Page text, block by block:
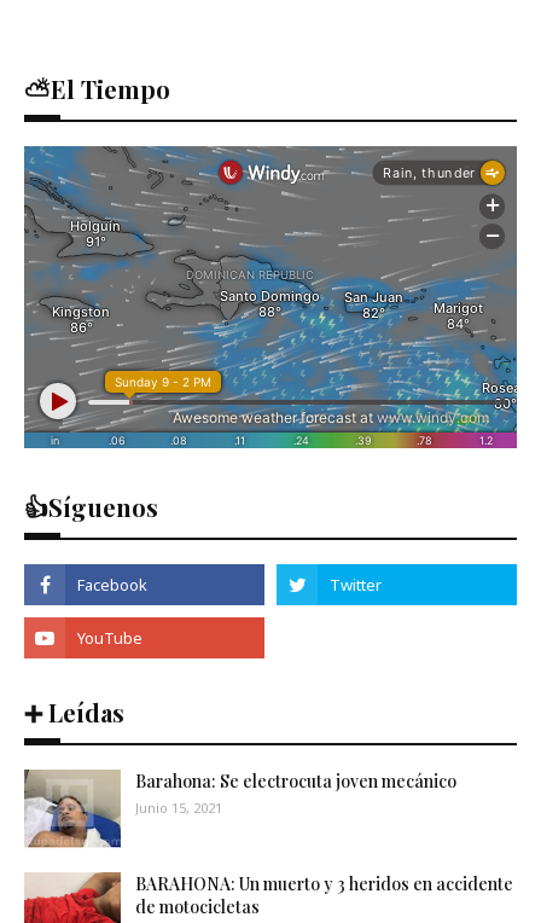
⛅El Tiempo
👍Síguenos
➕ Leídas
Barahona: Se electrocuta joven mecánico
Junio 15, 2021
BARAHONA: Un muerto y 3 heridos en accidente
de motocicletas